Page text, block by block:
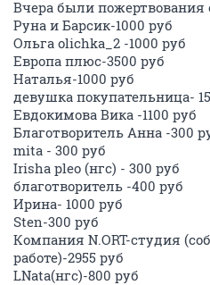
Вчера были пожертвования
Руна и Барсик-1000 руб
Ольга olichka_2 -1000 руб
Европа плюс-3500 руб
Наталья-1000 руб
девушка покупательница-
Евдокимова Вика -1100 руб
Благотворитель Анна -300
mita - 300 руб
Irisha pleo (нгс) - 300 руб
благотворитель -400 руб
Ирина- 1000 руб
Sten-300 руб
Компания N.ORT-студия
работе)-2955 руб
LNata(нгс)-800 руб